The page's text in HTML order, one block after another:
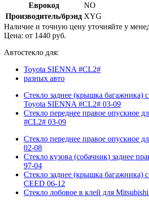
Еврокод
NO
Производитель/брэнд XYG
Наличие и точную цену уточняйте у
Цена: от 1440 руб.
Автостекло для:
Toyota SIENNA #CL2#
разных авто
Стекло заднее (крышка багажника)
Toyota SIENNA #CL2# 03-09
Стекло переднее правое опускное
#CL2# 03-09
Стекло переднее правое опускное
02-08
Стекло кузова (собачник) заднее
97-04
Стекло заднее (крышка багажника)
CEED 06-12
Стекло лобовое в клей для